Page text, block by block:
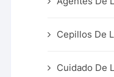
Cepillos De
Cuidado De